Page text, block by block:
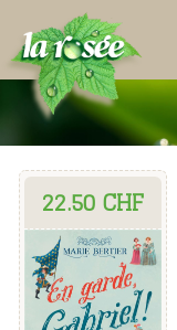
Login:
Mot de passe:
Désignation
22.50 CHF